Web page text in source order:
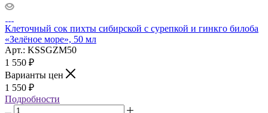
Клеточный сок пихты сибирской с сурепкой и гинкго билоба
«Зелёное море», 50 мл
Арт.: KSSGZM50
1 550 ₽
Варианты цен
1 550 ₽
Подробности